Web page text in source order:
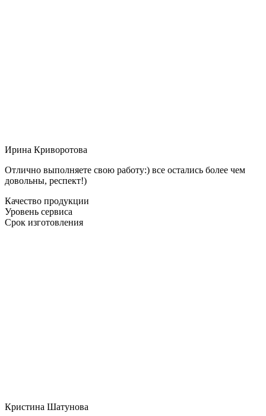
Ирина Криворотова
Отлично выполняете свою работу:) все остались более чем
довольны, респект!)
Качество продукции
Уровень сервиса
Срок изготовления
Кристина Шатунова